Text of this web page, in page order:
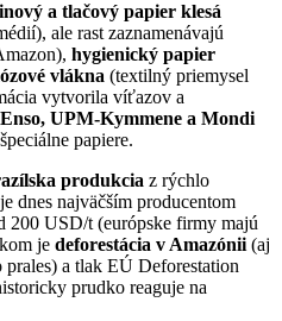
a tlačový papier klesá
ale rast zaznamenávajú
hygienický papier
vlákna (textilný priemysel
vytvorila víťazov a
UPM-Kymmene a Mondi
papiere.
produkcia z rýchlo
je dnes najväčším producentom
200 USD/t (európske firmy majú
je deforestácia v Amazónii (aj
a tlak EÚ Deforestation
prudko reaguje na